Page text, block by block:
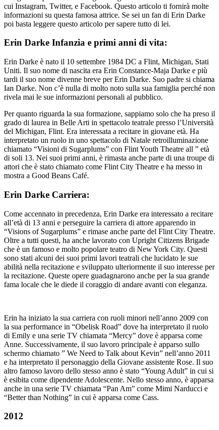
cui Instagram, Twitter, e Facebook. Questo articolo ti fornirà molte
informazioni su questa famosa attrice. Se sei un fan di Erin Darke
poi basta leggere questo articolo per sapere tutto di lei.
Erin Darke Infanzia e primi anni di vita:
Erin Darke è nato il 10 settembre 1984 DC a Flint, Michigan, Stati
Uniti. Il suo nome di nascita era Erin Constance-Maja Darke e più
tardi il suo nome divenne breve per Erin Darke. Suo padre si chiama
Ian Darke. Non c’è nulla di molto noto sulla sua famiglia perché non
rivela mai le sue informazioni personali al pubblico.
Per quanto riguarda la sua formazione, sappiamo solo che ha preso il
grado di laurea in Belle Arti in spettacolo teatrale presso l’Università
del Michigan, Flint. Era interessata a recitare in giovane età. Ha
interpretato un ruolo in uno spettacolo di Natale retroilluminazione
chiamato “Visioni di Sugarplums” con Flint Youth Theatre all ” età
di soli 13. Nei suoi primi anni, è rimasta anche parte di una troupe di
attori che è stato chiamato come Flint City Theatre e ha messo in
mostra a Good Beans Café.
Erin Darke Carriera:
Come accennato in precedenza, Erin Darke era interessato a recitare
all’età di 13 anni e perseguire la carriera di attore apparendo in
“Visions of Sugarplums” e rimase anche parte del Flint City Theatre.
Oltre a tutti questi, ha anche lavorato con Upright Citizens Brigade
che è un famoso e molto popolare teatro di New York City. Questi
sono stati alcuni dei suoi primi lavori teatrali che lucidato le sue
abilità nella recitazione e sviluppato ulteriormente il suo interesse per
la recitazione. Queste opere guadagnarono anche per la sua grande
fama locale che le diede il coraggio di andare avanti con eleganza.
Erin ha iniziato la sua carriera con ruoli minori nell’anno 2009 con
la sua performance in “Obelisk Road” dove ha interpretato il ruolo
di Emily e una serie TV chiamata “Mercy” dove è apparsa come
Anne. Successivamente, il suo lavoro principale è apparso sullo
schermo chiamato ” We Need to Talk about Kevin” nell’anno 2011
e ha interpretato il personaggio della Giovane assistente Rose. Il suo
altro famoso lavoro dello stesso anno è stato “Young Adult” in cui si
è esibita come dipendente Adolescente. Nello stesso anno, è apparsa
anche in una serie TV chiamata “Pan Am” come Mimi Narducci e
“Better than Nothing” in cui è apparsa come Cass.
2012